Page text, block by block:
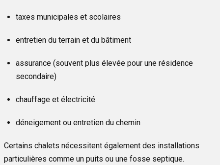
taxes municipales et scolaires
entretien du terrain et du bâtiment
assurance (souvent plus élevée pour une résidence
secondaire)
chauffage et électricité
déneigement ou entretien du chemin
Certains chalets nécessitent également des installations
particulières comme un puits ou une fosse septique.